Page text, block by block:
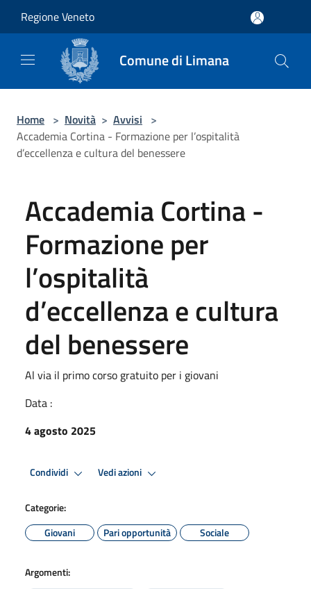
Regione Veneto
Comune di Limana
Home > Novità > Avvisi >
Accademia Cortina - Formazione per l’ospitalità
d’eccellenza e cultura del benessere
Accademia Cortina -
Formazione per
l’ospitalità
d’eccellenza e cultura
del benessere
Al via il primo corso gratuito per i giovani
Data :
4 agosto 2025
Condividi Vedi azioni
Categorie:
Giovani
Pari opportunità Sociale
Argomenti: